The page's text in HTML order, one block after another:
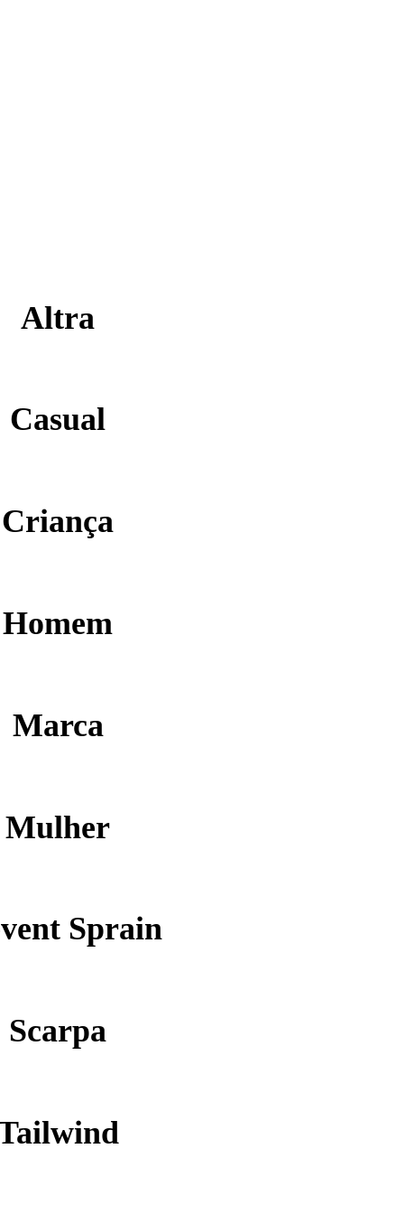
Altra
Casual
Criança
Homem
Marca
Mulher
Sprain
Scarpa